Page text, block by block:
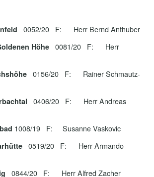
0052/20 F: Herr Bernd Anthuber
Höhe 0081/20 F: Herr
0156/20 F: Rainer Schmautz-
0406/20 F: Herr Andreas
1008/19 F: Susanne Vaskovic
0519/20 F: Herr Armando
0844/20 F: Herr Alfred Zacher